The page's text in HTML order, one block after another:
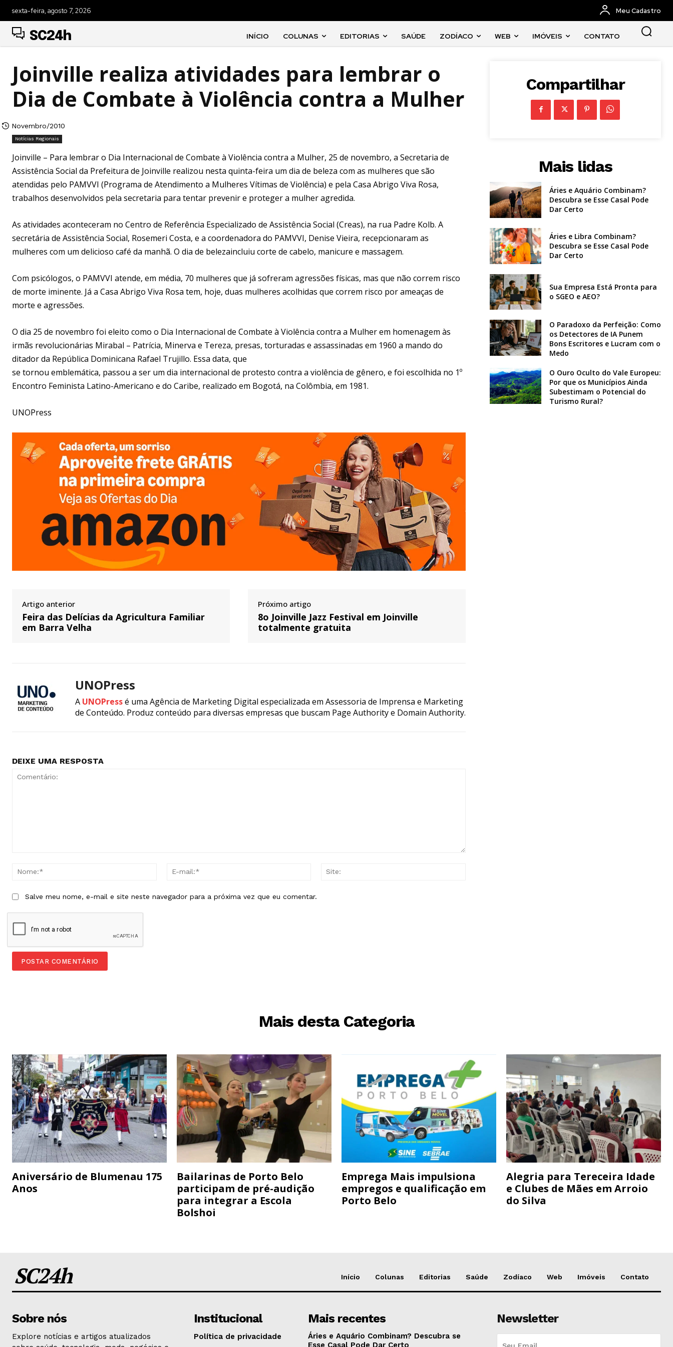
sexta-feira, agosto 7, 2026 Meu Cadastro
SC24h INÍCIO COLUNAS EDITORIAS SAÚDE ZODÍACO WEB IMÓVEIS CONTATO
Joinville realiza atividades para lembrar o
Dia de Combate à Violência contra a Mulher
Novembro/2010
Notícias Regionais
Joinville – Para lembrar o Dia Internacional de Combate à Violência contra a Mulher, 25 de novembro, a Secretaria de
Assistência Social da Prefeitura de Joinville realizou nesta quinta-feira um dia de beleza com as mulheres que são
atendidas pelo PAMVVI (Programa de Atendimento a Mulheres Vítimas de Violência) e pela Casa Abrigo Viva Rosa,
trabalhos desenvolvidos pela secretaria para tentar prevenir e proteger a mulher agredida.
As atividades aconteceram no Centro de Referência Especializado de Assistência Social (Creas), na rua Padre Kolb. A
secretária de Assistência Social, Rosemeri Costa, e a coordenadora do PAMVVI, Denise Vieira, recepcionaram as
mulheres com um delicioso café da manhã. O dia de belezaincluiu corte de cabelo, manicure e massagem.
Com psicólogos, o PAMVVI atende, em média, 70 mulheres que já sofreram agressões físicas, mas que não correm risco
de morte iminente. Já a Casa Abrigo Viva Rosa tem, hoje, duas mulheres acolhidas que correm risco por ameaças de
morte e agressões.
O dia 25 de novembro foi eleito como o Dia Internacional de Combate à Violência contra a Mulher em homenagem às
irmãs revolucionárias Mirabal – Patrícia, Minerva e Tereza, presas, torturadas e assassinadas em 1960 a mando do
ditador da República Dominicana Rafael Trujillo. Essa data, que
se tornou emblemática, passou a ser um dia internacional de protesto contra a violência de gênero, e foi escolhida no 1º
Encontro Feminista Latino-Americano e do Caribe, realizado em Bogotá, na Colômbia, em 1981.
UNOPress
Artigo anterior
Feira das Delícias da Agricultura Familiar
em Barra Velha
Próximo artigo
8o Joinville Jazz Festival em Joinville
totalmente gratuita
UNOPress
A UNOPressé uma Agência de Marketing Digital especializada em Assessoria de Imprensa e Marketing
de Conteúdo. Produz conteúdo para diversas empresas que buscam Page Authority e Domain Authority.
DEIXE UMA RESPOSTA
Nome:*
Salve meu nome, e-mail e site neste navegador para a próxima vez que eu comentar.
Compartilhar
Mais lidas
Áries e Aquário Combinam?
Descubra se Esse Casal Pode
Dar Certo
Áries e Libra Combinam?
Descubra se Esse Casal Pode
Dar Certo
Sua Empresa Está Pronta para
o SGEO e AEO?
O Paradoxo da Perfeição: Como
os Detectores de IA Punem
Bons Escritores e Lucram com o
Medo
O Ouro Oculto do Vale Europeu:
Por que os Municípios Ainda
Subestimam o Potencial do
Turismo Rural?
Mais desta Categoria
Aniversário de Blumenau 175
Anos
Bailarinas de Porto Belo
participam de pré-audição
para integrar a Escola
Bolshoi
Emprega Mais impulsiona
empregos e qualificação em
Porto Belo
Alegria para Tereceira Idade
e Clubes de Mães em Arroio
do Silva
SC24h Início Colunas Editorias Saúde Zodíaco Web Imóveis Contato
Sobre nós
Explore notícias e artigos atualizados
Institucional
Política de privacidade
Mais recentes
Áries e Aquário Combinam? Descubra se
Esse Casal Pode Dar Certo
Newsletter